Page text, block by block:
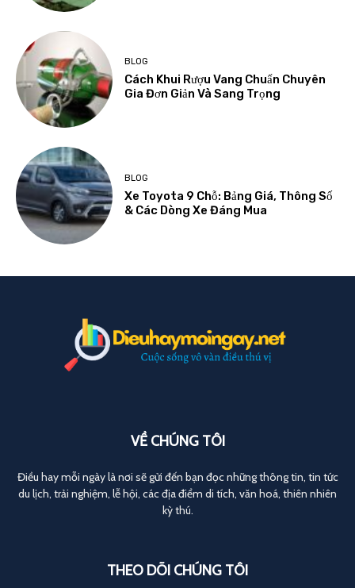
BLOG
Cách Khui Rượu Vang Chuẩn Chuyên
Gia Đơn Giản Và Sang Trọng
BLOG
Xe Toyota 9 Chỗ: Bảng Giá, Thông Số
& Các Dòng Xe Đáng Mua
VỀ CHÚNG TÔI
Điều hay mỗi ngày là nơi sẽ gửi đến bạn đọc những thông tin, tin tức
du lịch, trải nghiệm, lễ hội, các địa điểm di tích, văn hoá, thiên nhiên
kỳ thú.
THEO DÕI CHÚNG TÔI